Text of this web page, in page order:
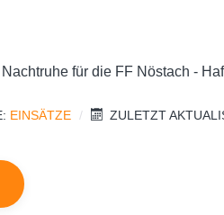
für die FF Nöstach -
EINSÄTZE
ZULETZT